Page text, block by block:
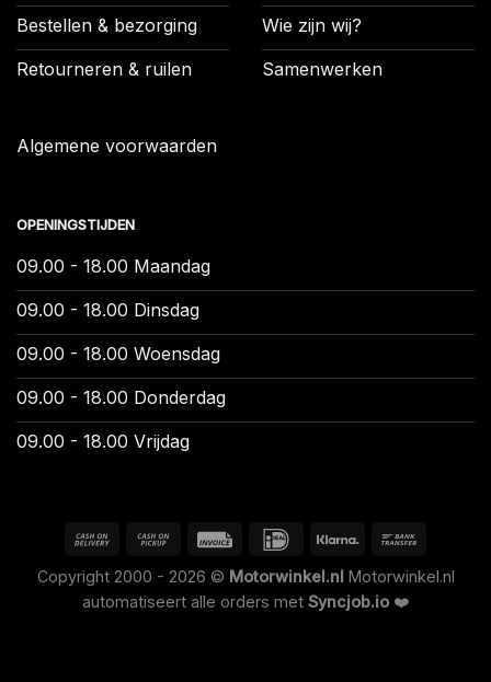
Bestellen & bezorging
Retourneren & ruilen
Algemene voorwaarden
Wie zijn wij?
Samenwerken
OPENINGSTIJDEN
09.00 - 18.00 Maandag
09.00 - 18.00 Dinsdag
09.00 - 18.00 Woensdag
09.00 - 18.00 Donderdag
09.00 - 18.00 Vrijdag
Copyright 2000 - 2026 © Motorwinkel.nl Motorwinkel.nl
automatiseert alle orders met Syncjob.io ❤️